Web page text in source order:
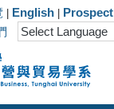
English